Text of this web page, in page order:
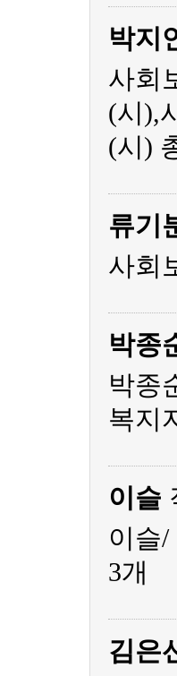
박지
사회
(시),
(시)
류기
사회
박종
박종
복지
이슬
이슬
3개
김은